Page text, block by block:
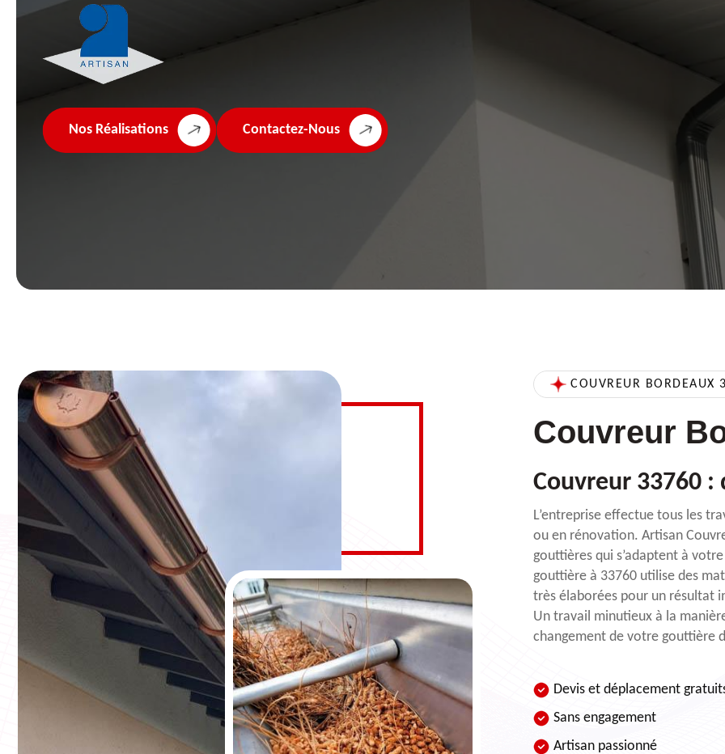
Nos Réalisations Contactez-Nous
COUVREUR BORDEAUX
Couvreur
Couvreur 33760
L’entreprise effectue tous les
ou en rénovation. Artisan
gouttières qui s’adaptent à
gouttière à 33760 utilise des
très élaborées pour un résultat
Un travail minutieux à la
changement de votre gouttière
Devis et déplacement
Sans engagement
Artisan passionné